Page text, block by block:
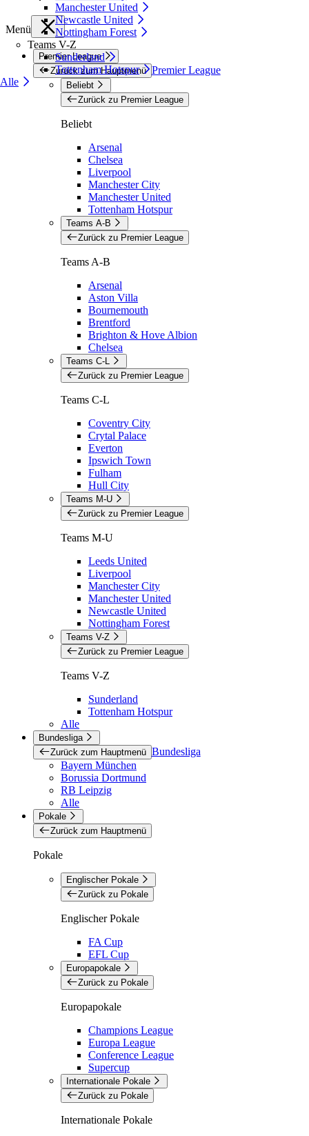
Manchester United
Newcastle United
Nottingham Forest
Teams V-Z
Sunderland
Tottenham Hotspur
Alle
Menü
Premier League
Zurück zum Hauptmenü Premier League
Beliebt
Zurück zu Premier League
Beliebt
Arsenal
Chelsea
Liverpool
Manchester City
Manchester United
Tottenham Hotspur
Teams A-B
Zurück zu Premier League
Teams A-B
Arsenal
Aston Villa
Bournemouth
Brentford
Brighton & Hove Albion
Chelsea
Teams C-L
Zurück zu Premier League
Teams C-L
Coventry City
Crytal Palace
Everton
Ipswich Town
Fulham
Hull City
Teams M-U
Zurück zu Premier League
Teams M-U
Leeds United
Liverpool
Manchester City
Manchester United
Newcastle United
Nottingham Forest
Teams V-Z
Zurück zu Premier League
Teams V-Z
Sunderland
Tottenham Hotspur
Alle
Bundesliga
Zurück zum Hauptmenü Bundesliga
Bayern München
Borussia Dortmund
RB Leipzig
Alle
Pokale
Zurück zum Hauptmenü
Pokale
Englischer Pokale
Zurück zu Pokale
Englischer Pokale
FA Cup
EFL Cup
Europapokale
Zurück zu Pokale
Europapokale
Champions League
Europa League
Conference League
Supercup
Internationale Pokale
Zurück zu Pokale
Internationale Pokale